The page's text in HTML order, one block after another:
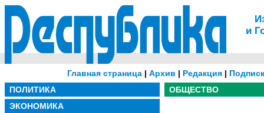
и
Главная страница| Архив | Редакция|
ПОЛИТИКА
ЭКОНОМИКА
ОБЩЕСТВО